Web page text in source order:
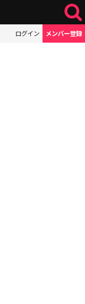
ログイン メンバー登録